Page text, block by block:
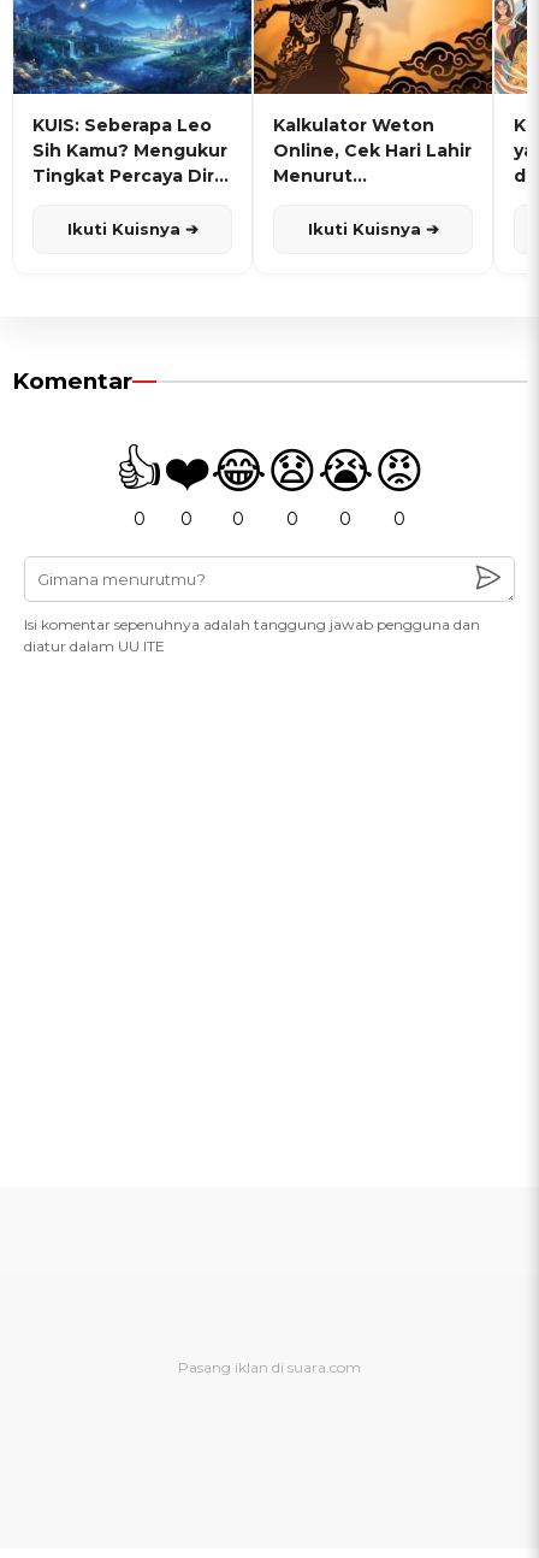
KUIS: Seberapa Leo
Sih Kamu? Mengukur
Tingkat Percaya Diri
Ikuti Kuisnya ➔
Kalkulator Weton
Online, Cek Hari Lahir
Menurut
Ikuti Kuisnya ➔
Komentar
👍
0
❤️
0
😂
0
😧
0
😭
0
😡
0
Isi komentar sepenuhnya adalah tanggung jawab pengguna dan
diatur dalam UU ITE